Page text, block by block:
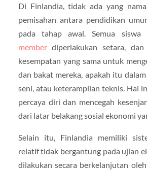
Di Finlandia, tidak ada yang
pemisahan antara pendidikan
pada tahap awal. Semua siswa
memberdiperlakukan setara, dan
kesempatan yang sama untuk
dan bakat mereka, apakah itu
seni, atau keterampilan teknis. Hal
percaya diri dan mencegah
dari latar belakang sosial ekonomi
Selain itu, Finlandia memiliki
relatif tidak bergantung pada ujian
dilakukan secara berkelanjutan